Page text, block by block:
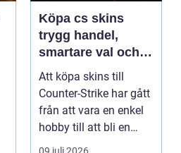
Köpa cs skins
trygg handel,
smartare val och
bättre affärer
Att köpa skins till
Counter-Strike har gått
från att vara en enkel
hobby till att bli en
egen liten ...